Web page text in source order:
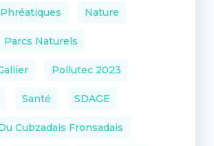
Nature
Parcs Naturels
Pollutec 2023
Santé SDAGE
Cubzadais Fronsadais